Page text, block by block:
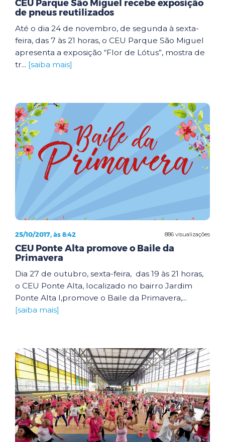
CEU Parque São Miguel recebe exposição
de pneus reutilizados
Até o dia 24 de novembro, de segunda à sexta-
feira, das 7 às 21 horas, o CEU Parque São Miguel
apresenta a exposição “Flor de Lótus”, mostra de
tr... [saiba mais]
886 visualizações
25/10/2017, às 8:42
CEU Ponte Alta promove o Baile da
Primavera
Dia 27 de outubro, sexta-feira, das 19 às 21 horas,
o CEU Ponte Alta, localizado no bairro Jardim
Ponte Alta I,promove o Baile da Primavera,...
[saiba mais]